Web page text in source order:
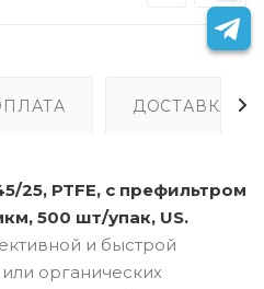
ДОСТАВКА
25, PTFE, с префильтром
500 шт/упак, US.
и быстрой
органических